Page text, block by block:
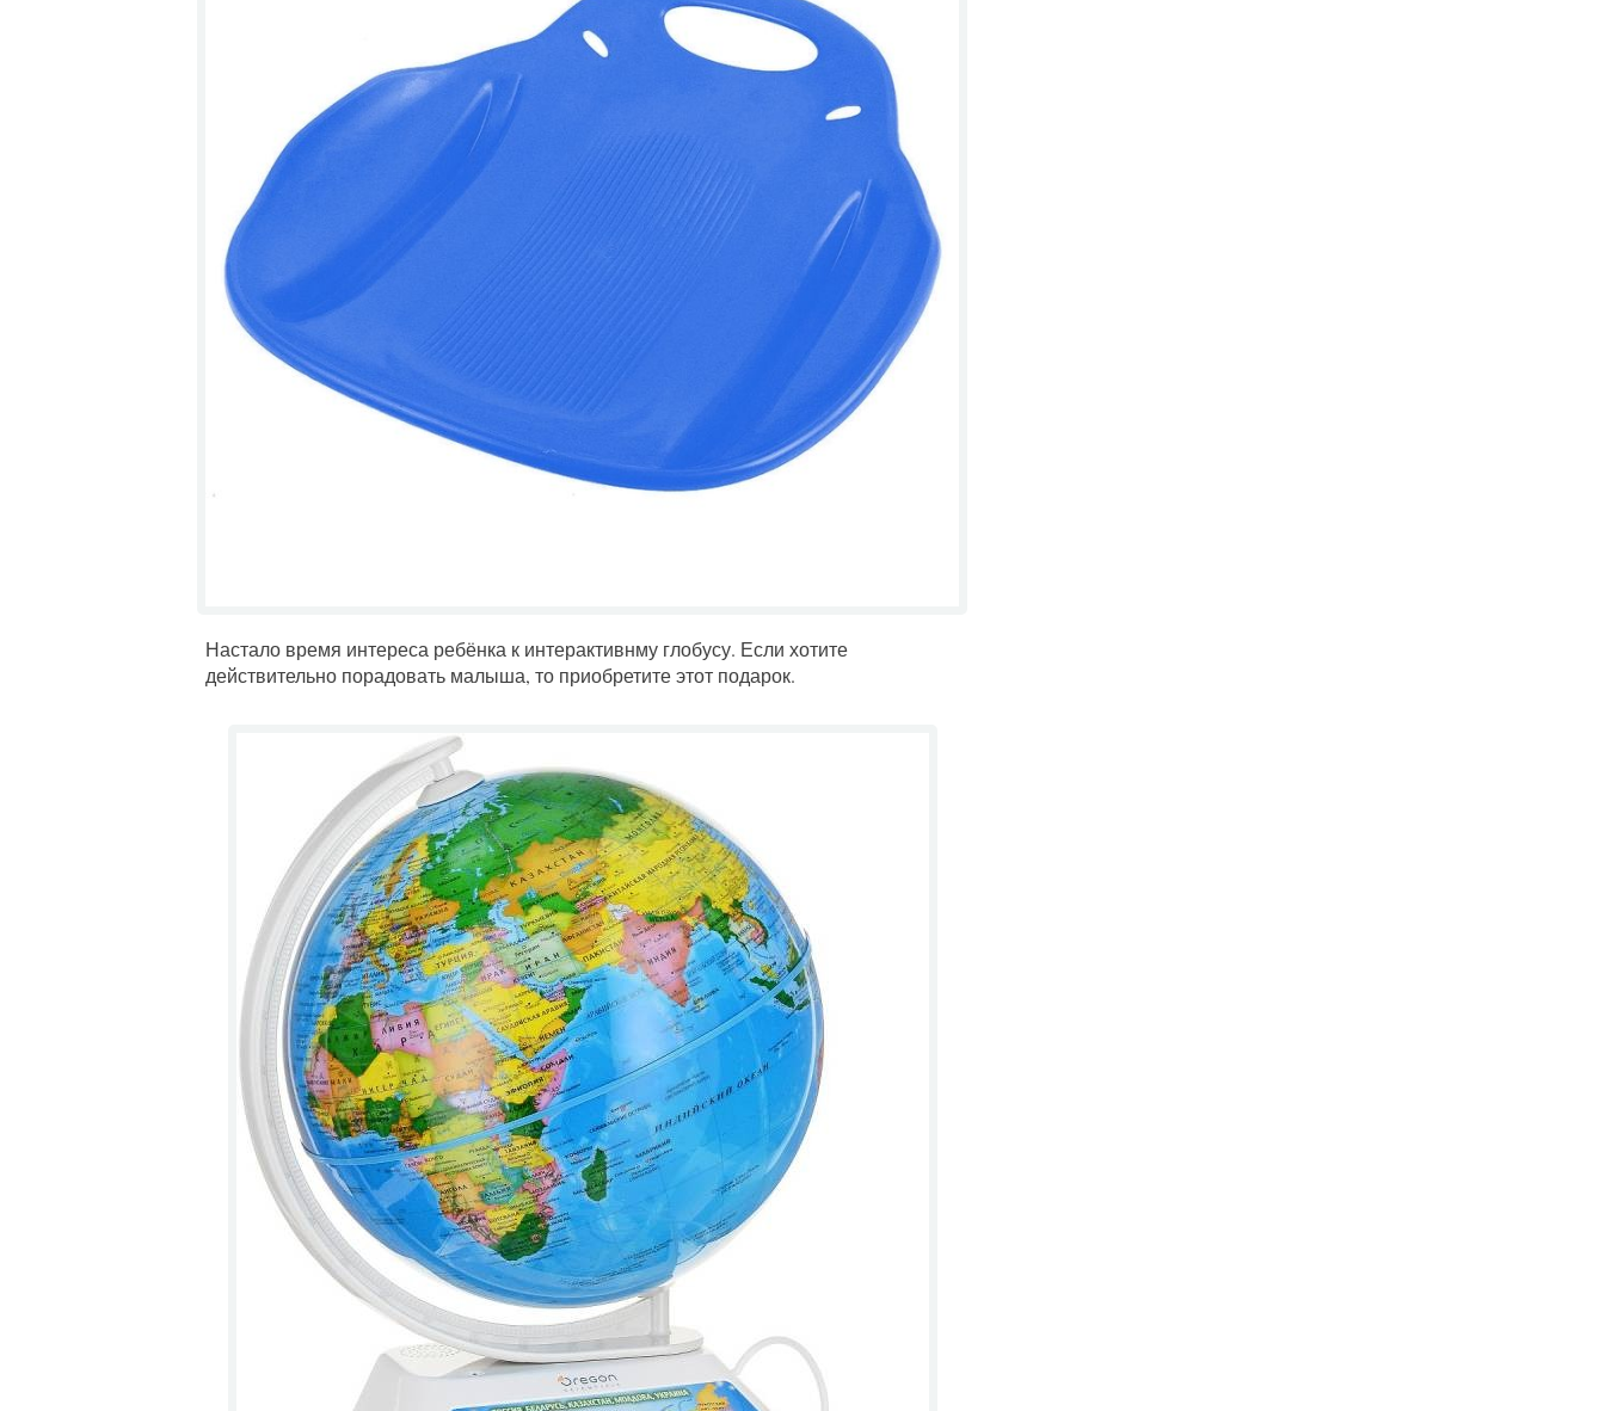
Настало время интереса ребёнка к интерактивнму глобусу. Если хотите
действительно порадовать малыша, то приобретите этот подарок.